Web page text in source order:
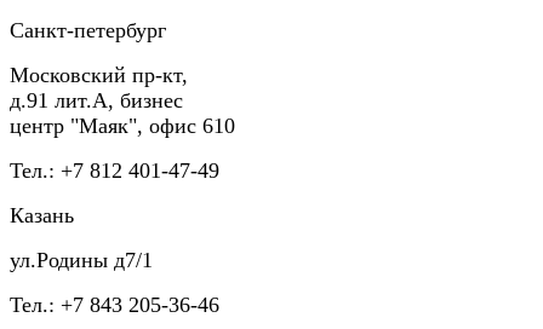
Санкт-петербург
Московский пр-кт,
д.91 лит.А, бизнес
центр "Маяк", офис 610
Тел.: +7 812 401-47-49
Казань
ул.Родины д7/1
Тел.: +7 843 205-36-46